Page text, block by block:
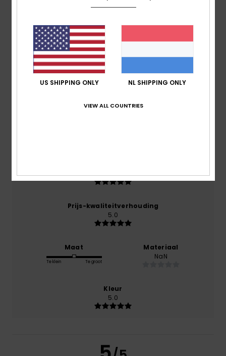
Reviews van klanten
Gemiddelde score
5.0
5.0
Prijs-kwaliteitverhouding
5.0
Maat
Te klein Te groot
Materiaal
NaN
Kleur
5.0
US SHIPPING ONLY NL SHIPPING ONLY
VIEW ALL COUNTRIES